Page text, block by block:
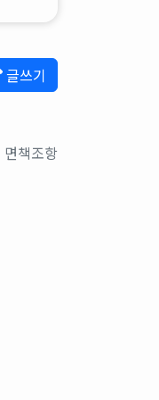
글쓰기
면책조항